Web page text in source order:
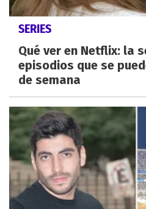
SERIES
Qué ver en Netflix: la
episodios que se
de semana